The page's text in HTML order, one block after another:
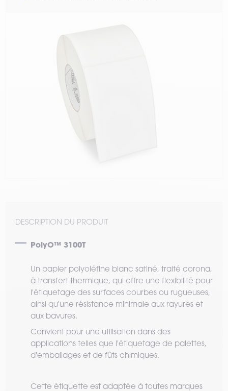
DESCRIPTION DU PRODUIT
PolyO™ 3100T
Un papier polyoléfine blanc satiné, traité corona,
à transfert thermique, qui offre une flexibilité pour
l'étiquetage des surfaces courbes ou rugueuses,
ainsi qu'une résistance minimale aux rayures et
aux bavures.
Convient pour une utilisation dans des
applications telles que l'étiquetage de palettes,
d'emballages et de fûts chimiques.
Cette étiquette est adaptée à toutes marques